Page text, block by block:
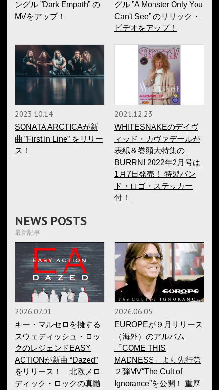
ングル ”Dark Empath” の
MVをアップ！
グル ”A Monster Only You
Can't See” のリリック・
ビデオをアップ！
2023.10.14
SONATA ARCTICAが新
曲 ”First In Line” をリリー
ス！
2021.12.23
WHITESNAKEのデイヴ
ィッド・カヴァデールが
表紙＆巻頭大特集の
BURRN! 2022年2月号は
1月7日発売！ 特製バン
ド・ロゴ・ステッカー
付！
NEWS POSTS
最新記事
2026.07.01
キー・マルセロを擁する
スウェディッシュ・ロッ
クのレジェンドEASY
ACTIONが新曲 “Dazed”
をリリース！ 北欧メロ
ディック・ロックの真髄
2026.06.05
EUROPEが９月リリース
（海外）のアルバム
「COME THIS
MADNESS」より先行第
２弾MV“The Cult of
Ignorance”を公開！ 重厚